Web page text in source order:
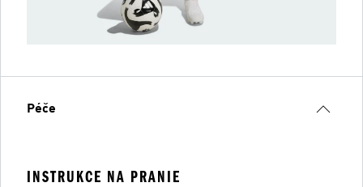
Péče
INSTRUKCE NA PRANIE